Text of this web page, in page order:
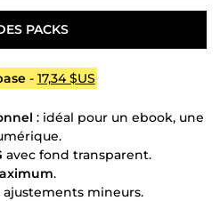
PACKS
- 17,34 $US
: idéal pour un ebook, une
avec fond transparent.
.
ajustements mineurs.